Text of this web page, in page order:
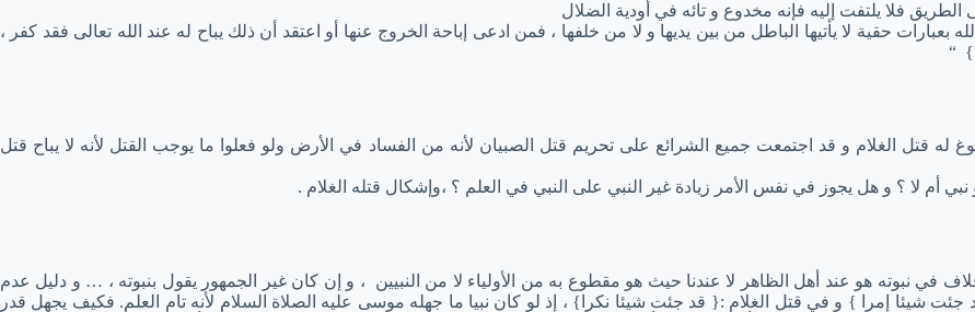
فلا يلتفت إليه فإنه مخدوع و تائه في أودية الضلال
حقية لا يأتيها الباطل من بين يديها و لا من خلفها ، فمن ادعى إباحة الخروج عنها أو اعتقد أن ذلك يباح له عند الله تعالى فقد كفر ،
} “
قتل الغلام و قد اجتمعت جميع الشرائع على تحريم قتل الصبيان لأنه من الفساد في الأرض ولو فعلوا ما يوجب القتل لأنه لا يباح قتل
لا ؟ و هل يجوز في نفس الأمر زيادة غير النبي على النبي في العلم ؟ ،وإشكال قتله الغلام .
في نبوته هو عند أهل الظاهر لا عندنا حيث هو مقطوع به من الأولياء لا من النبيين ، و إن كان غير الجمهور يقول بنبوته ، … و دليل عدم
شيئا إمرا } و في قتل الغلام :{ قد جئت شيئا نكرا} ، إذ لو كان نبيا ما جهله موسى عليه الصلاة السلام لأنه تام العلم. فكيف يجهل قدر